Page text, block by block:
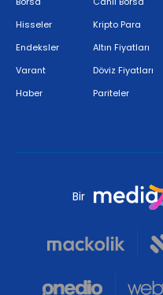
Hisseler
Endeksler
Varant
Haber
Kripto Para
Altın Fiyatları
Döviz Fiyatları
Pariteler
Bir